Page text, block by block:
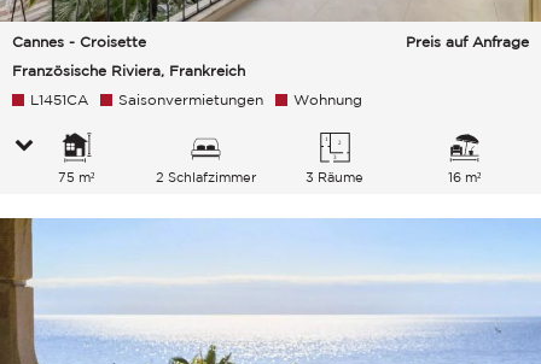
Cannes - Croisette
Französische Riviera, Frankreich
Preis auf Anfrage
L1451CA Saisonvermietungen Wohnung
75 m² 2 Schlafzimmer 3 Räume 16 m²